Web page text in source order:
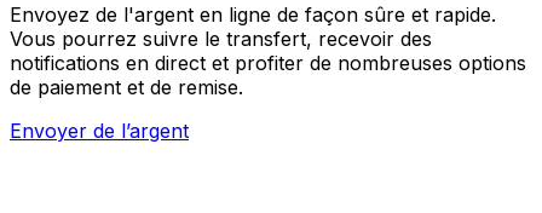
Envoyez de l'argent en ligne de façon sûre et rapide.
Vous pourrez suivre le transfert, recevoir des
notifications en direct et profiter de nombreuses options
de paiement et de remise.
Envoyer de l’argent